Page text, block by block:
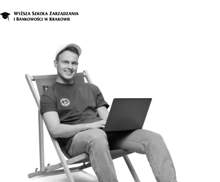
Zapisz się na studia